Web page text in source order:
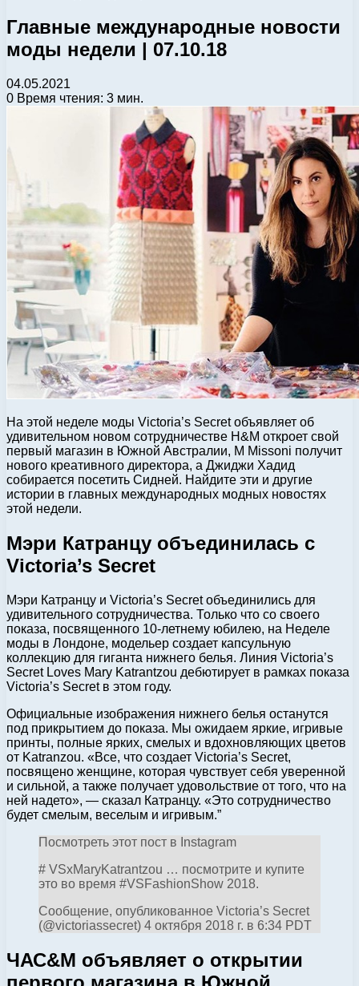
Главные международные новости
моды недели | 07.10.18
04.05.2021
0 Время чтения: 3 мин.
На этой неделе моды Victoria’s Secret объявляет об
удивительном новом сотрудничестве H&M откроет свой
первый магазин в Южной Австралии, M Missoni получит
нового креативного директора, а Джиджи Хадид
собирается посетить Сидней. Найдите эти и другие
истории в главных международных модных новостях
этой недели.
Мэри Катранцу объединилась с
Victoria’s Secret
Мэри Катранцу и Victoria’s Secret объединились для
удивительного сотрудничества. Только что со своего
показа, посвященного 10-летнему юбилею, на Неделе
моды в Лондоне, модельер создает капсульную
коллекцию для гиганта нижнего белья. Линия Victoria’s
Secret Loves Mary Katrantzou дебютирует в рамках показа
Victoria’s Secret в этом году.
Официальные изображения нижнего белья останутся
под прикрытием до показа. Мы ожидаем яркие, игривые
принты, полные ярких, смелых и вдохновляющих цветов
от Katranzou. «Все, что создает Victoria’s Secret,
посвящено женщине, которая чувствует себя уверенной
и сильной, а также получает удовольствие от того, что на
ней надето», — сказал Катранцу. «Это сотрудничество
будет смелым, веселым и игривым.”
Посмотреть этот пост в Instagram
# VSxMaryKatrantzou … посмотрите и купите
это во время #VSFashionShow 2018.
Сообщение, опубликованное Victoria’s Secret
(@victoriassecret) 4 октября 2018 г. в 6:34 PDT
ЧАС&M объявляет о открытии